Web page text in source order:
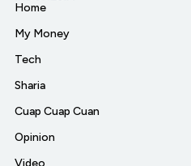
Home
My Money
Tech
Sharia
Cuap Cuap Cuan
Opinion
Video